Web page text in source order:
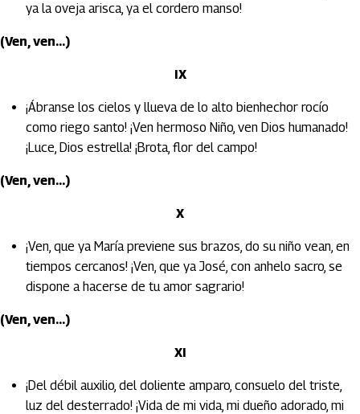
ya la oveja arisca, ya el cordero manso!
(Ven, ven...)
IX
¡Ábranse los cielos y llueva de lo alto bienhechor rocío
como riego santo! ¡Ven hermoso Niño, ven Dios humanado!
¡Luce, Dios estrella! ¡Brota, flor del campo!
(Ven, ven...)
X
¡Ven, que ya María previene sus brazos, do su niño vean, en
tiempos cercanos! ¡Ven, que ya José, con anhelo sacro, se
dispone a hacerse de tu amor sagrario!
(Ven, ven...)
XI
¡Del débil auxilio, del doliente amparo, consuelo del triste,
luz del desterrado! ¡Vida de mi vida, mi dueño adorado, mi